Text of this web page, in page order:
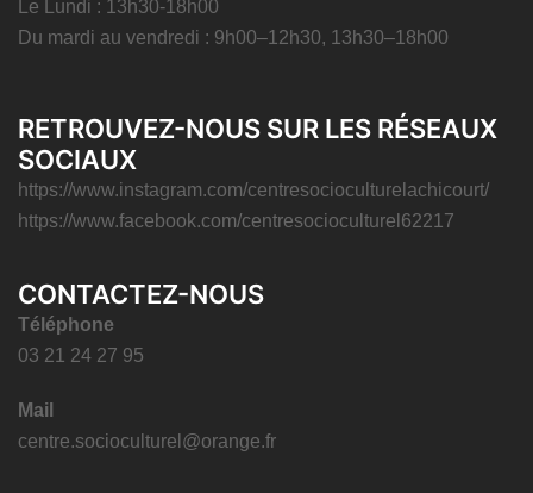
Le Lundi : 13h30-18h00
Du mardi au vendredi : 9h00–12h30, 13h30–18h00
RETROUVEZ-NOUS SUR LES RÉSEAUX
SOCIAUX
https://www.instagram.com/centresocioculturelachicourt/
https://www.facebook.com/centresocioculturel62217
CONTACTEZ-NOUS
Téléphone
03 21 24 27 95
Mail
centre.socioculturel@orange.fr